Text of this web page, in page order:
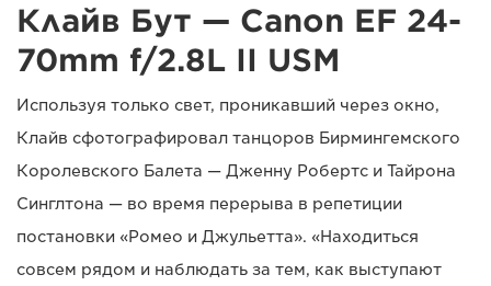
Клайв Бут — Canon EF 24-
70mm f/2.8L II USM
Используя только свет, проникавший через окно,
Клайв сфотографировал танцоров Бирмингемского
Королевского Балета — Дженну Робертс и Тайрона
Синглтона — во время перерыва в репетиции
постановки «Ромео и Джульетта». «Находиться
совсем рядом и наблюдать за тем, как выступают